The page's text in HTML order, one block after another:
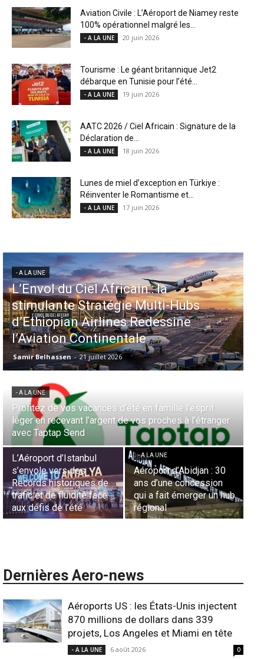
Aviation Civile : L’Aéroport de Niamey reste
100% opérationnel malgré les...
- A LA UNE 20 juin 2026
Tourisme : Le géant britannique Jet2
débarque en Tunisie pour l’été...
- A LA UNE 19 juin 2026
AATC 2026 / Ciel Africain : Signature de la
Déclaration de...
- A LA UNE 18 juin 2026
Lunes de miel d’exception en Türkiye :
Réinventer le Romantisme et...
- A LA UNE 17 juin 2026
- A LA UNE
Aéroports US : les États-Unis
injectent 870 millions de dollars
dans 339 projets, Los Angeles et
Miami en tête
Samir Belhassen - 6 août 2026
- A LA UNE
Aérien & Stratégie : Comment Royal Air Maroc fait de
la diaspora européenne le moteur de son hub de
Casablanca
- A LA UNE
Sécurité des frontières
aériennes en Afrique :
L’appel urgent à
l’harmonisation globale
- A LA UNE
Nominations : Sadri
Essid à la tête de la
Représentation d’Air
France en Tunisie et
Lionel Rault aux
commandes de la région
ANSCO
Dernières Aero-news
Aéroports US : les États-Unis injectent
870 millions de dollars dans 339
projets, Los Angeles et Miami en tête
- A LA UNE 6 août 2026 0